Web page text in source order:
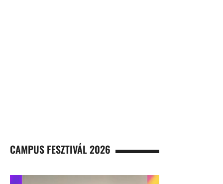
CAMPUS FESZTIVÁL 2026